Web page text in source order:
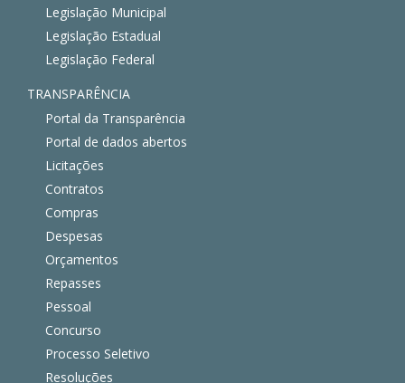
Legislação Municipal
Legislação Estadual
Legislação Federal
TRANSPARÊNCIA
Portal da Transparência
Portal de dados abertos
Licitações
Contratos
Compras
Despesas
Orçamentos
Repasses
Pessoal
Concurso
Processo Seletivo
Resoluções